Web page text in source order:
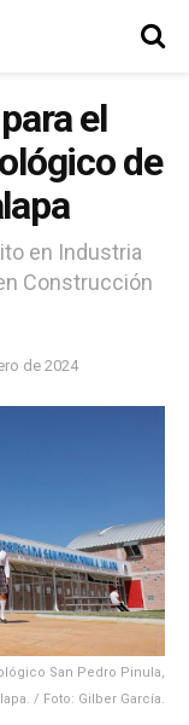
el
de
en Industria
Construcción
de 2024
San Pedro Pinula,
/ Foto: Gilber García.